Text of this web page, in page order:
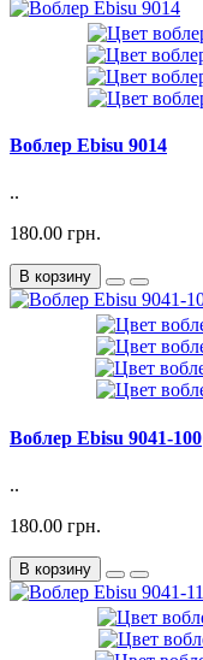
Воблер Ebisu 9014
..
180.00 грн.
В корзину
Воблер Ebisu 9041-100
..
180.00 грн.
В корзину